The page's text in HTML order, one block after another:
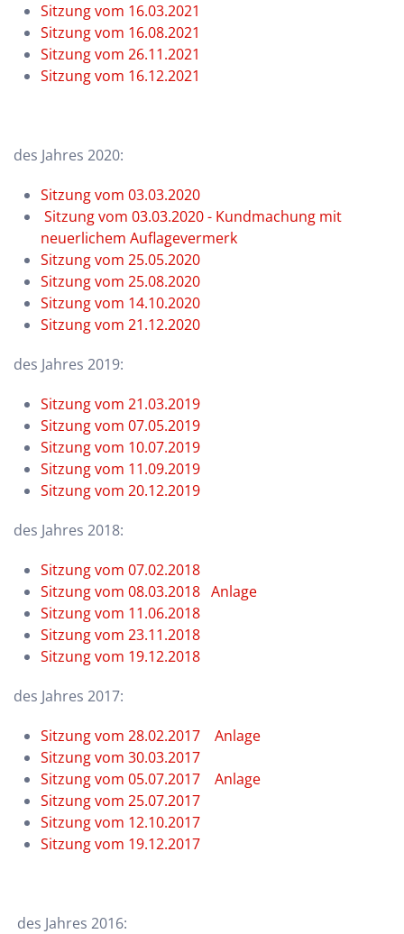
Sitzung vom 16.03.2021
Sitzung vom 16.08.2021
Sitzung vom 26.11.2021
Sitzung vom 16.12.2021
des Jahres 2020:
Sitzung vom 03.03.2020
Sitzung vom 03.03.2020 - Kundmachung mit
neuerlichem Auflagevermerk
Sitzung vom 25.05.2020
Sitzung vom 25.08.2020
Sitzung vom 14.10.2020
Sitzung vom 21.12.2020
des Jahres 2019:
Sitzung vom 21.03.2019
Sitzung vom 07.05.2019
Sitzung vom 10.07.2019
Sitzung vom 11.09.2019
Sitzung vom 20.12.2019
des Jahres 2018:
Sitzung vom 07.02.2018
Sitzung vom 08.03.2018 Anlage
Sitzung vom 11.06.2018
Sitzung vom 23.11.2018
Sitzung vom 19.12.2018
des Jahres 2017:
Sitzung vom 28.02.2017
Anlage
Sitzung vom 30.03.2017
Sitzung vom 05.07.2017
Anlage
Sitzung vom 25.07.2017
Sitzung vom 12.10.2017
Sitzung vom 19.12.2017
des Jahres 2016: